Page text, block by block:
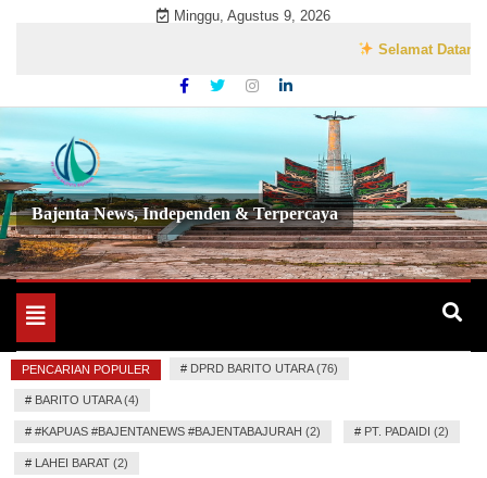
Minggu, Agustus 9, 2026
Selamat Datang di
Bajenta News, Independen & Terpercaya
Toggle
navigation
PENCARIAN POPULER # DPRD BARITO UTARA (76)
# BARITO UTARA (4)
# #KAPUAS #BAJENTANEWS #BAJENTABAJURAH (2) # PT. PADAIDI (2)
# LAHEI BARAT (2)